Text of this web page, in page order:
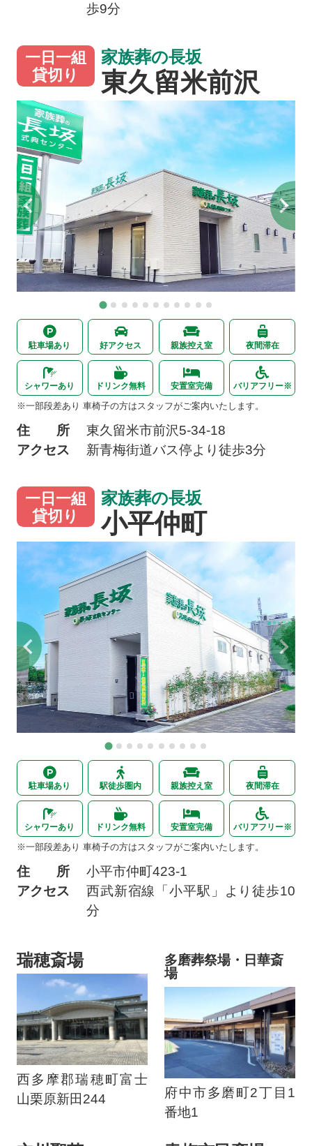
歩9分
一日一組
貸切り
家族葬の長坂
東久留米前沢
駐車場あり 好アクセス 親族控え室 夜間滞在
シャワーあり ドリンク無料 安置室完備 バリアフリー※
※一部段差あり 車椅子の方はスタッフがご案内いたします。
住 所 東久留米市前沢5-34-18
アクセス
新青梅街道バス停より徒歩3分
一日一組
貸切り
家族葬の長坂
小平仲町
駐車場あり 駅徒歩圏内 親族控え室 夜間滞在
シャワーあり ドリンク無料 安置室完備 バリアフリー※
※一部段差あり 車椅子の方はスタッフがご案内いたします。
住 所 小平市仲町423-1
アクセス
西武新宿線「小平駅」より徒歩10
分
瑞穂斎場
西多摩郡瑞穂町富士
山栗原新田244
多磨葬祭場・日華斎
場
府中市多磨町2丁目1
番地1